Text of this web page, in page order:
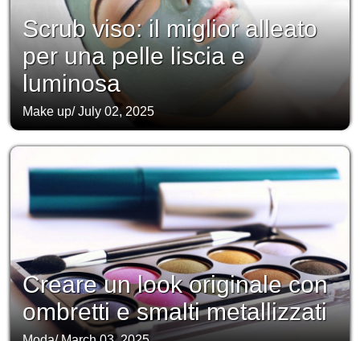
Scrub viso: il miglior alleato
per una pelle liscia e
luminosa
Make up/July 02, 2025
Creare un look originale con
ombretti e smalti metallizzati